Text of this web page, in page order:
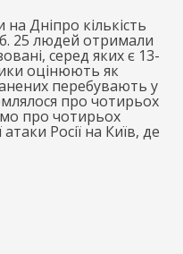
Дніпро кількість
25 людей отримали
серед яких є 13-
оцінюють як
перебувають у
про чотирьох
про чотирьох
Росії на Київ, де